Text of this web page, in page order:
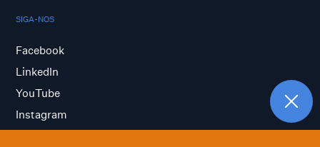
SIGA-NOS
Facebook
LinkedIn
YouTube
Instagram